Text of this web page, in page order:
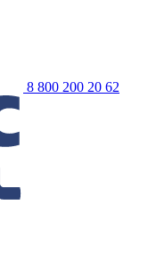
8 800 200 20 62